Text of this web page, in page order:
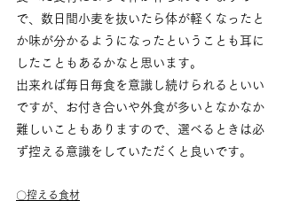
で、数日間小麦を抜いたら体が軽くなったと
か味が分かるようになったということも耳に
したこともあるかなと思います。
出来れば毎日毎食を意識し続けられるといい
ですが、お付き合いや外食が多いとなかなか
難しいこともありますので、選べるときは必
ず控える意識をしていただくと良いです。
〇控える食材